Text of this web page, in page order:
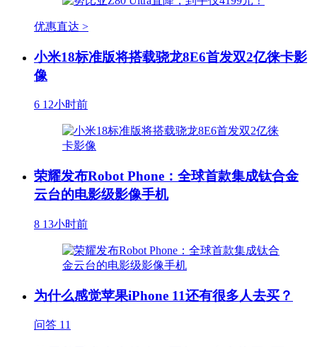
优惠直达 >
小米18标准版将搭载骁龙8E6首发双2亿徕卡影
像
6 12小时前
荣耀发布Robot Phone：全球首款集成钛合金
云台的电影级影像手机
8 13小时前
为什么感觉苹果iPhone 11还有很多人去买？
问答 11